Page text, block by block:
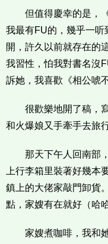
但值得慶幸的是，
我最有FU的，幾乎一
開，許久以前就存在的
我習性，怕我對書名沒
訴她，我喜歡《相公唬
很歡樂地開了稿，
和火爆娘又手牽手去旅
那天下午人回南部
上行李箱里裝著好幾本
鎮上的大佬家敲門卸貨
點，家嫂有在就好（哈
家嫂煮咖啡，我和